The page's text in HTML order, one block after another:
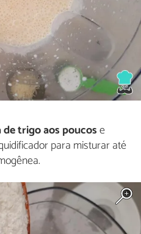
trigo aos poucose
para misturar até